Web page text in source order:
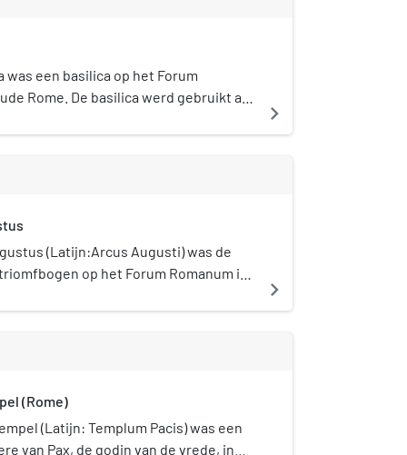
was een basilica op het Forum
Rome. De basilica werd gebruikt als
gehandeld. De oorspronkelijke
dat jaar samen met Marcus Aemilius
droeg het gebouw oorspronkelijk
Het waren echter de nazaten van
restauraties en herbouw van de
Aemilia en later Basilica Paulli, naar
navigate_next
(Latijn:Arcus Augusti) was de
op het Forum Romanum in
navigate_next
(Rome)
(Latijn: Templum Pacis) was een
van Pax, de godin van de vrede, in